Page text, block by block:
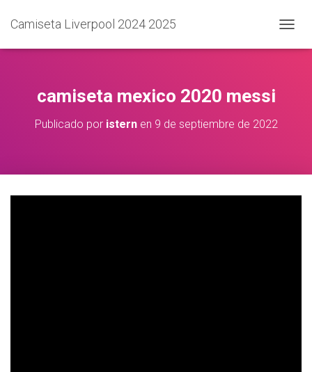
Camiseta Liverpool 2024 2025
A
E
camiseta mexico 2020 messi
Publicado por isternen 9 de septiembre de 2022